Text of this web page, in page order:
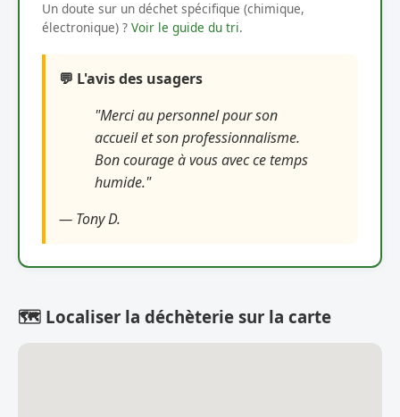
Un doute sur un déchet spécifique (chimique,
électronique) ? Voir le guide du tri.
💬 L'avis des usagers
"Merci au personnel pour son
accueil et son professionnalisme.
Bon courage à vous avec ce temps
humide."
— Tony D.
🗺️ Localiser la déchèterie sur la carte